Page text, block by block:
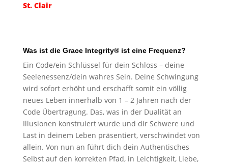
St. Clair
Was ist die Grace Integrity® ist eine Frequenz?
Ein Code/ein Schlüssel für dein Schloss – deine
Seelenessenz/dein wahres Sein. Deine Schwingung
wird sofort erhöht und erschafft somit ein völlig
neues Leben innerhalb von 1 – 2 Jahren nach der
Code Übertragung. Das, was in der Dualität an
Illusionen konstruiert wurde und dir Schwere und
Last in deinem Leben präsentiert, verschwindet von
allein. Von nun an führt dich dein Authentisches
Selbst auf den korrekten Pfad, in Leichtigkeit, Liebe,